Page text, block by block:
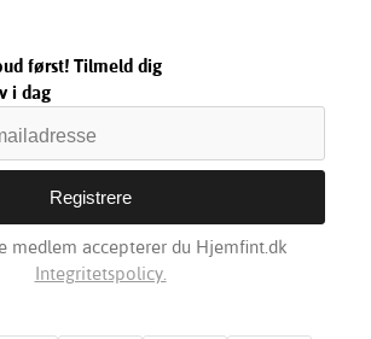
først! Tilmeld dig
i dag
medlem accepterer du Hjemfint.dk
Integritetspolicy.